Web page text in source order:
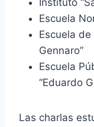
Instituto
Escuela
Escuela de
Gennaro”
Escuela
“Eduardo
Las charlas